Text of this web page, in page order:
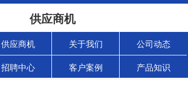
供应商机
供应商机 关于我们 公司动态
招聘中心 客户案例 产品知识